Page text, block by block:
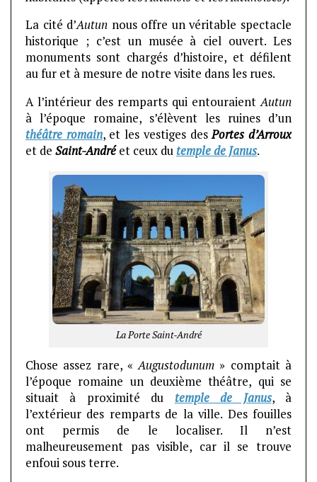
La cité d’Autun nous offre un véritable spectacle
historique ; c’est un musée à ciel ouvert. Les
monuments sont chargés d’histoire, et défilent
au fur et à mesure de notre visite dans les rues.
A l’intérieur des remparts qui entouraientAutun
à l’époque romaine, s’élèvent les ruines d’un
théâtre romain, et les vestiges desPortes d’Arroux
et deSaint-Andréet ceux du temple de Janus.
La Porte Saint-André
Chose assez rare, «Augustodunum » comptait à
l’époque romaine un deuxième théâtre, qui se
situait à proximité du temple de Janus, à
l’extérieur des remparts de la ville. Des fouilles
ont permis de le localiser. Il n’est
malheureusement pas visible, car il se trouve
enfoui sous terre.